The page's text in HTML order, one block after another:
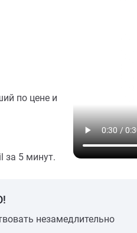
по цене и
за 5 минут.
незамедлительно